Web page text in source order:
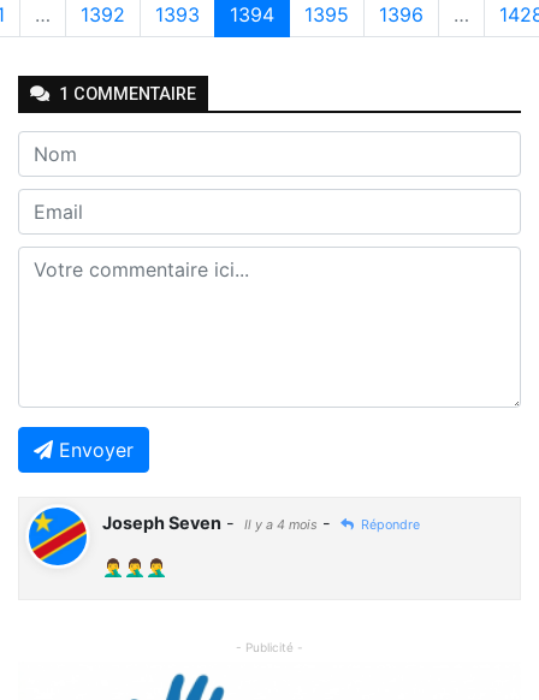
… 1392 1393 1394 1395 1396 …
1 COMMENTAIRE
Envoyer
Joseph Seven - Il y a 4 mois - Répondre
🤦‍♂️🤦‍♂️🤦‍♂️
- Publicité -